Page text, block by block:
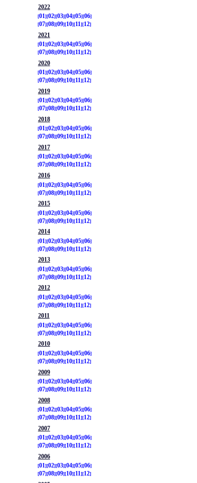
2022
01
02 03 04 05 06
07 08 09 10 11
12
2021
01
02 03 04 05 06
07 08 09 10 11
12
2020
01
02 03 04 05 06
07 08 09 10 11
12
2019
01
02 03 04 05 06
07 08 09 10 11
12
2018
01 02 03 04 05 06
07 08 09 10 11 12
2017
01 02 03 04 05 06
07 08 09 10 11 12
2016
01
02 03 04 05 06
07 08 09 10 11
12
2015
01
02 03 04 05 06
07 08 09 10 11
12
2014
01
02 03 04 05 06
07 08 09 10 11
12
2013
01
02 03 04 05 06
07 08 09 10 11
12
2012
01
02 03 04 05 06
07 08 09 10 11
12
2011
01
02 03 04 05 06
07 08 09 10 11
12
2010
01
02 03 04 05 06
07 08 09 10 11
12
2009
01
02 03 04 05 06
07 08 09 10 11
12
2008
01
02 03 04 05 06
07 08 09 10 11
12
2007
01
02 03 04 05 06
07 08 09 10 11
12
2006
01
02 03 04 05 06
07 08 09 10 11
12